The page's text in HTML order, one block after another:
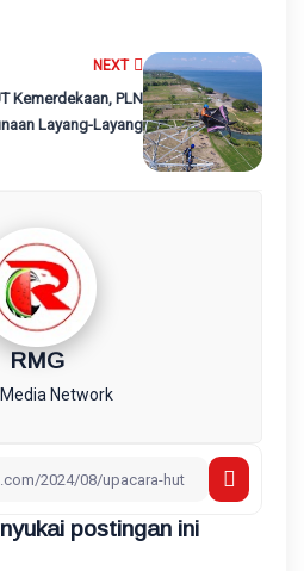
NEXT
Kemerdekaan, PLN
Layang-Layang
RMG
Media Network
postingan ini